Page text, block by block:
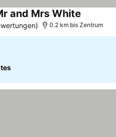
and Mrs White
0.2 km bis Zentrum